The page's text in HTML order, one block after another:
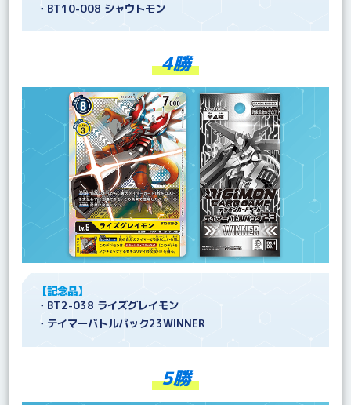
・BT10-008 シャウトモン
4勝
【記念品】
・BT2-038 ライズグレイモン
・テイマーバトルパック23WINNER
5勝